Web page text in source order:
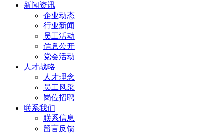
新闻资讯
企业动态
行业新闻
员工活动
信息公开
党会活动
人才战略
人才理念
员工风采
岗位招聘
联系我们
联系信息
留言反馈